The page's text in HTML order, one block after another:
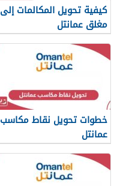
كيفية تحويل المكالمات إلى
مغلق عمانتل
خطوات تحويل نقاط مكاسب
عمانتل